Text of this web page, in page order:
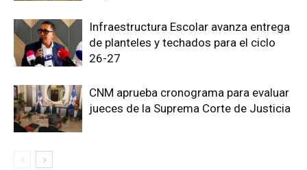
Infraestructura Escolar avanza entrega
de planteles y techados para el ciclo
26-27
CNM aprueba cronograma para evaluar
jueces de la Suprema Corte de Justicia